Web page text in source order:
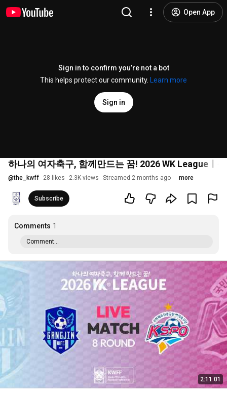
Open App
Sign in to confirm you’re not a bot
This helps protect our community.
Learn more
Sign in
하나의 여자축구, 함께만드는 꿈! 2026 WK Leagueㅣ
@the_kwff 28 likes 2.3K views Streamed 2 months ago more
Subscribe
Comments 1
Comment...
2:11:01